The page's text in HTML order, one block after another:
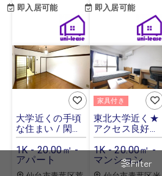
Filter
即入居可能 即入居可能
大学近くの手頃
な住まい / 閑静
なエリア
1K - 20.00㎡ -
アパート
家具付き
東北大学近く★
アクセス良好で
便利な暮らし
1K - 20.00㎡ -
マンション